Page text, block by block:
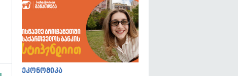
ეკონომიკა